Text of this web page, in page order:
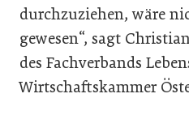
durchzuziehen, wäre
gewesen“, sagt
des Fachverbands
Wirtschaftskammer